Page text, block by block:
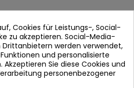
Cookies für Leistungs-, Social-
zu akzeptieren. Social-Media-
werden verwendet,
und personalisierte
Sie diese Cookies und
personenbezogener